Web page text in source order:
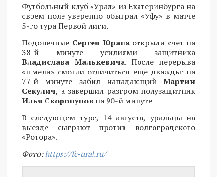
Футбольный клуб «Урал» из Екатеринбурга на
своем поле уверенно обыграл «Уфу» в матче
5-го тура Первой лиги.
Подопечные Сергея Юрана открыли счет на
38-й минуте усилиями защитника
Владислава Малькевича. После перерыва
«шмели» смогли отличиться еще дважды: на
77-й минуте забил нападающий Мартин
Секулич, а завершил разгром полузащитник
Илья Скоропупов на 90-й минуте.
В следующем туре, 14 августа, уральцы на
выезде сыграют против волгоградского
«Ротора».
Фото:https://fc-ural.ru/